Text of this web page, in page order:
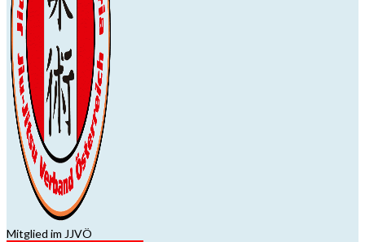
Mitglied im JJVÖ